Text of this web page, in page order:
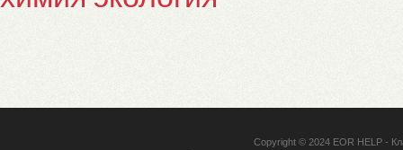
Copyright © 2024 EOR HELP-